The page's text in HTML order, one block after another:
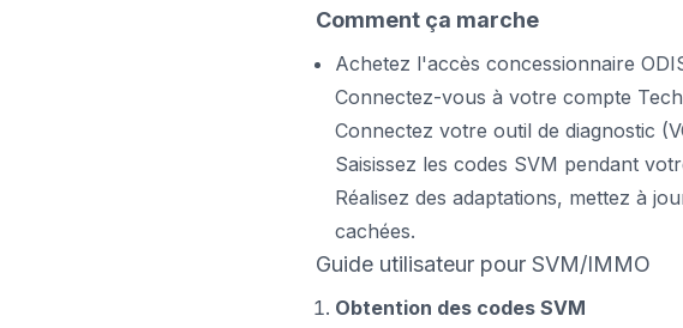
Comment ça marche
Achetez l'accès concessionnaire
Connectez-vous à votre compte
Connectez votre outil de diagnostic
Saisissez les codes SVM pendant
Réalisez des adaptations, mettez à
cachées.
Guide utilisateur pour SVM/IMMO
Obtention des codes SVM